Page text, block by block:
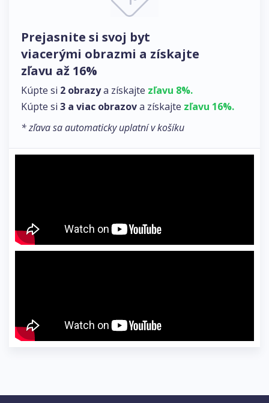
Prejasnite si svoj byt
viacerými obrazmi a získajte
zľavu až 16%
Kúpte si 2 obrazya získajte zľavu 8%.
Kúpte si 3 a viac obrazova získajte zľavu 16%.
* zľava sa automaticky uplatní v košíku